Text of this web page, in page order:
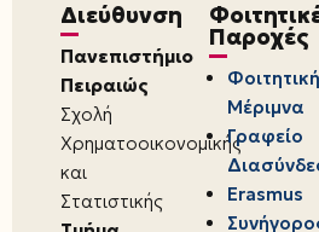
Διεύθυνση
Πανεπιστήμιο
Πειραιώς
Σχολή
Χρηματοοικονομικής
και
Στατιστικής
Παροχές
Φοιτητική
Μέριμνα
Γραφείο
Erasmus